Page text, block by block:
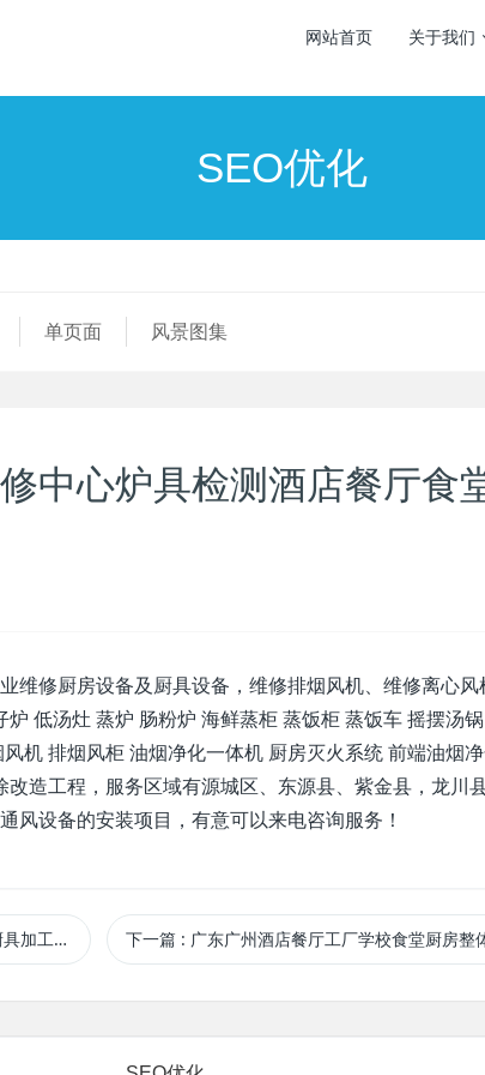
网站首页 关于我们
SEO优化
单页面 风景图集
中心炉具检测酒店餐厅食
维修厨房设备及厨具设备，维修排烟风机、维修离心
低汤灶 蒸炉 肠粉炉 海鲜蒸柜 蒸饭柜 蒸饭车 摇摆汤
机 排烟风柜 油烟净化一体机 厨房灭火系统 前端油烟
造工程，服务区域有源城区、东源县、紫金县，龙川
风设备的安装项目，有意可以来电咨询服务！
装施工 下一篇 : 广东广州酒店餐厅工厂学校食堂厨房整体工程规划设